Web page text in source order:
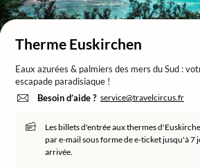
Therme Euskirchen
Eaux azurées & palmiers des mers du Sud :
escapade paradisiaque !
Besoin d’aide ? service@travelcircus.fr
Les billets d'entrée aux thermes
par e-mail sous forme de e-ticket jusqu'à 7
arrivée.